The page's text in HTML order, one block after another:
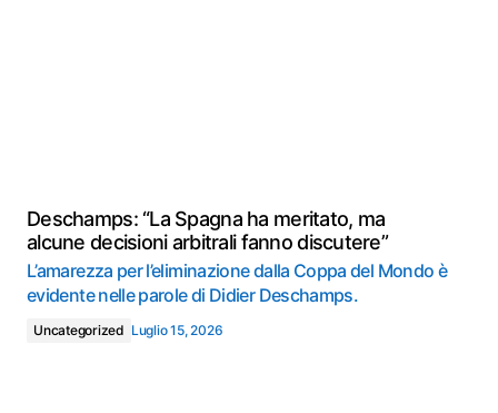
Deschamps: “La Spagna ha meritato, ma
alcune decisioni arbitrali fanno discutere”
L’amarezza per l’eliminazione dalla Coppa del Mondo è
evidente nelle parole di Didier Deschamps.
Uncategorized Luglio 15, 2026